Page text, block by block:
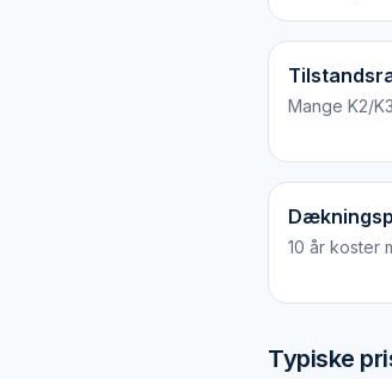
Mange K2/
10 år koster
Typiske